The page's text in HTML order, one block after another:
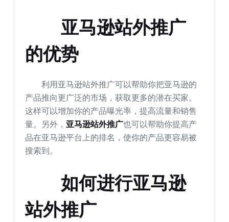
亚马逊站外推广
的优势
利用亚马逊站外推广可以帮助你把亚马逊的
产品推向更广泛的市场，获取更多的潜在买家。
这样可以增加你的产品曝光率，提高流量和销售
量。另外， 亚马逊站外推广也可以帮助你提高产
品在亚马逊平台上的排名，使你的产品更容易被
搜索到。
如何进行亚马逊
站外推广